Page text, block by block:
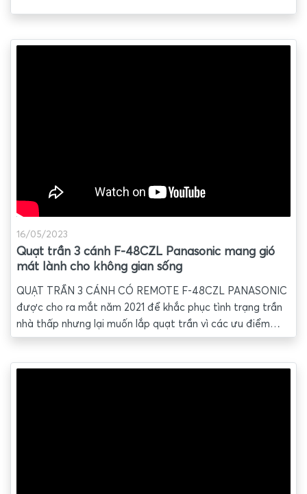
Quạt trần 3 cánh F-48CZL Panasonic mang gió
mát lành cho không gian sống
16/05/2023
QUẠT TRẦN 3 CÁNH CÓ REMOTE F-48CZL PANASONIC
được cho ra mắt năm 2021 để khắc phục tình trạng trần
nhà thấp nhưng lại muốn lắp quạt trần vì các ưu điểm
vượt trội so với quạt tường hoặc quạt đảo trần. Chiều
kính cánh quạt 120cm, cánh quạt làm bằng vật liệu PPF